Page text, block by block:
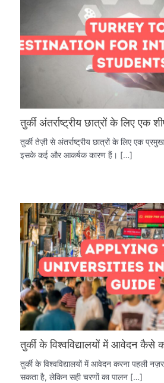
तुर्की अंतर्राष्ट्रीय छात्रों के लिए एक
तुर्की तेज़ी से अंतर्राष्ट्रीय छात्रों के लिए एक
इसके कई और आकर्षक कारण हैं। […]
तुर्की के विश्वविद्यालयों में आवेदन कैसे
तुर्की के विश्वविद्यालयों में आवेदन करना पहली
सकता है, लेकिन सही चरणों का पालन […]